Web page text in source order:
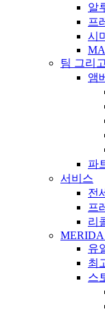
알
프
시
팀 그리
앰
파
서비스
전
프
리
유
최
스